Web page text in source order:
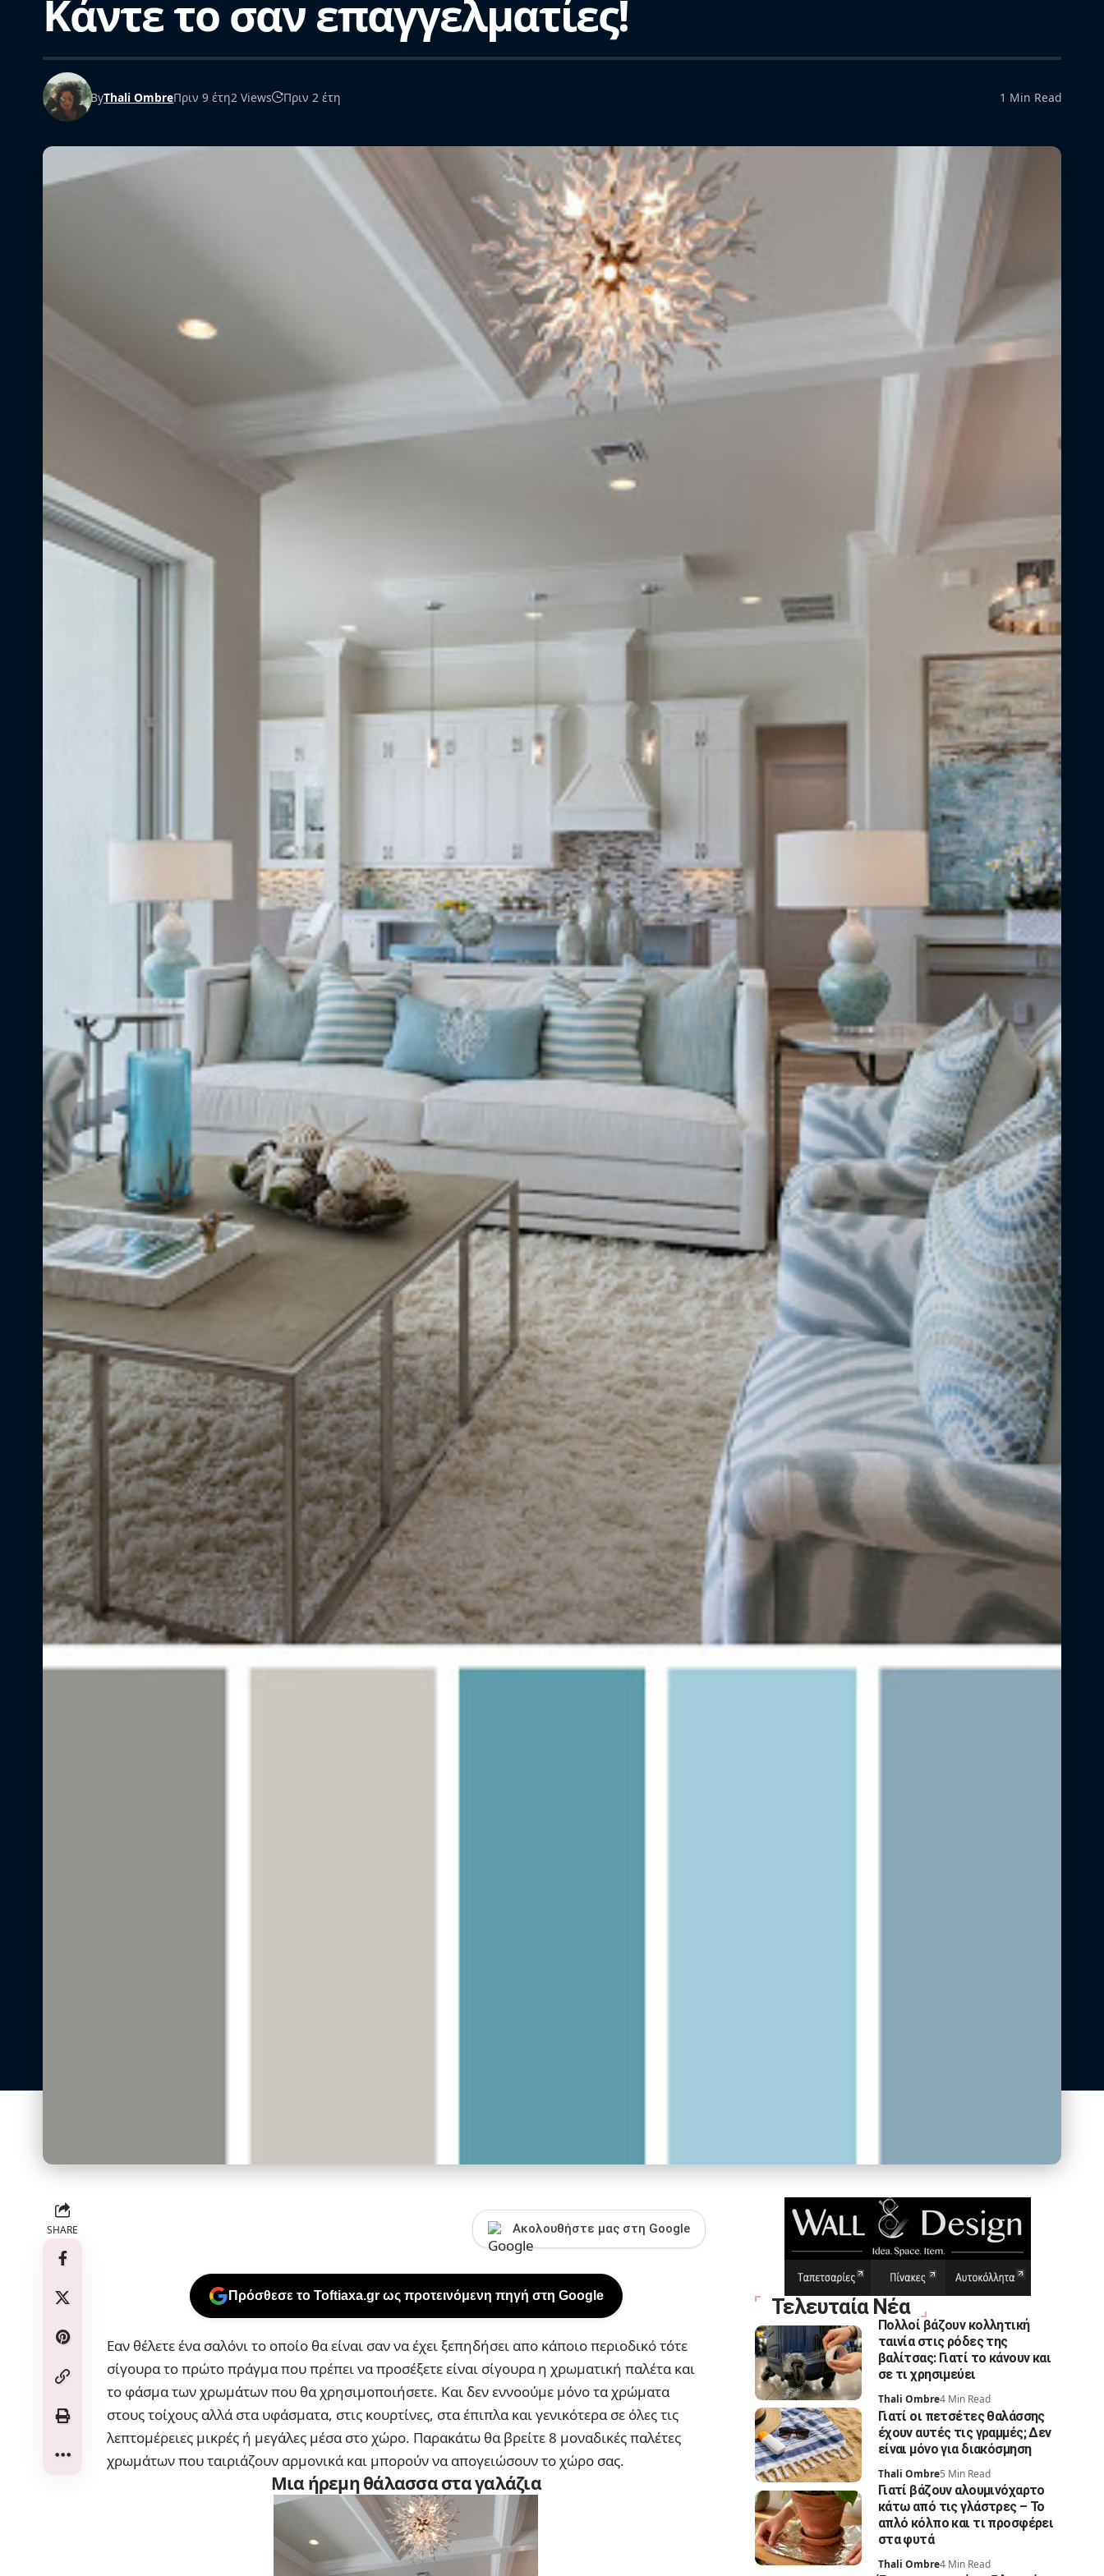
Κάντε το σαν επαγγελματίες!
ByThali OmbreΠριν 9 έτη2 Views Πριν 2 έτη 1 Min Read
SHARE Ακολουθήστε μας στη Google
Πρόσθεσε το Toftiaxa.gr ως προτεινόμενη πηγή στη Google
Εαν θέλετε ένα σαλόνι το οποίο θα είναι σαν να έχει ξεπηδήσει απο κάποιο περιοδικό τότε
σίγουρα το πρώτο πράγμα που πρέπει να προσέξετε είναι σίγουρα η χρωματική παλέτα και
το φάσμα των χρωμάτων που θα χρησιμοποιήσετε. Και δεν εννοούμε μόνο τα χρώματα
στους τοίχους αλλά στα υφάσματα, στις κουρτίνες, στα έπιπλα και γενικότερα σε όλες τις
λεπτομέρειες μικρές ή μεγάλες μέσα στο χώρο. Παρακάτω θα βρείτε 8 μοναδικές παλέτες
χρωμάτων που ταιριάζουν αρμονικά και μπορούν να απογειώσουν το χώρο σας.
Μια ήρεμη θάλασσα στα γαλάζια
Τελευταία Νέα
Πολλοί βάζουν κολλητική
ταινία στις ρόδες της
βαλίτσας: Γιατί το κάνουν και
σε τι χρησιμεύει
Thali Ombre4 Min Read
Γιατί οι πετσέτες θαλάσσης
έχουν αυτές τις γραμμές; Δεν
είναι μόνο για διακόσμηση
Thali Ombre5 Min Read
Γιατί βάζουν αλουμινόχαρτο
κάτω από τις γλάστρες – Το
απλό κόλπο και τι προσφέρει
στα φυτά
Thali Ombre4 Min Read